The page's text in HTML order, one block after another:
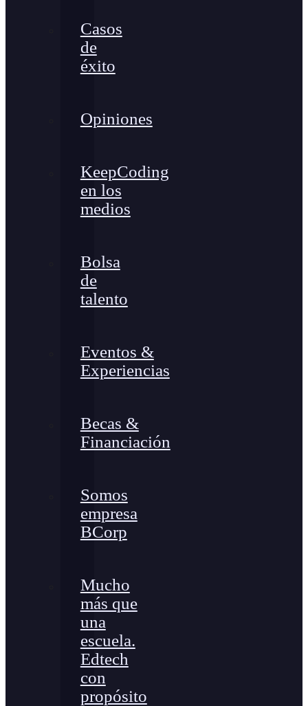
Casos
de
éxito
Opiniones
KeepCoding
en los
medios
Bolsa
de
talento
Eventos &
Experiencias
Becas &
Financiación
Somos
empresa
BCorp
Mucho
más que
una
escuela.
Edtech
con
propósito